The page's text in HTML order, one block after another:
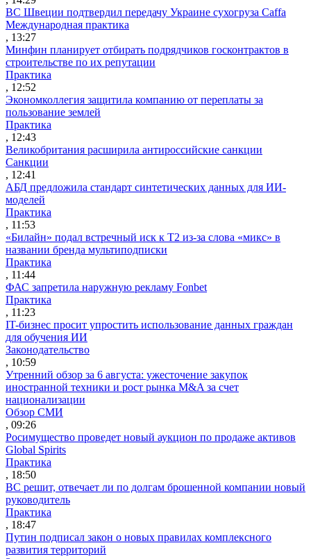
ВС Швеции подтвердил передачу Украине сухогруза Caffa
Международная практика
, 13:27
Минфин планирует отбирать подрядчиков госконтрактов в
строительстве по их репутации
Практика
, 12:52
Экономколлегия защитила компанию от переплаты за
пользование землей
Практика
, 12:43
Великобритания расширила антироссийские санкции
Санкции
, 12:41
АБД предложила стандарт синтетических данных для ИИ-
моделей
Практика
, 11:53
«Билайн» подал встречный иск к Т2 из-за слова «микс» в
названии бренда мультиподписки
Практика
, 11:44
ФАС запретила наружную рекламу Fonbet
Практика
, 11:23
IT-бизнес просит упростить использование данных граждан
для обучения ИИ
Законодательство
, 10:59
Утренний обзор за 6 августа: ужесточение закупок
иностранной техники и рост рынка M&A за счет
национализации
Обзор СМИ
, 09:26
Росимущество проведет новый аукцион по продаже активов
Global Spirits
Практика
, 18:50
ВС решит, отвечает ли по долгам брошенной компании новый
руководитель
Практика
, 18:47
Путин подписал закон о новых правилах комплексного
развития территорий